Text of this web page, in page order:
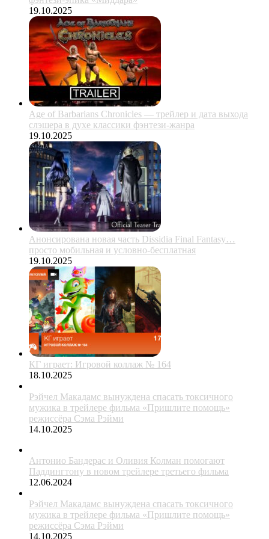
19.10.2025
Age of Barbarians Chronicles — трейлер и дата выхода
слэшера в духе классики фэнтези-жанра
19.10.2025
Анонсирована новая часть Dissidia Final Fantasy…
просто мобильная и условно-бесплатная
19.10.2025
КГ играет: Игровой коллаж № 164
18.10.2025
Рэйчел Макадамс вынуждена спасать токсичного
мужика в трейлере фильма «Пришлите помощь»
режиссёра Сэма Рэйми
14.10.2025
Антонио Бандерас и Оливия Колман помогают
Паддингтону в новом трейлере третьего фильма
12.06.2024
Рэйчел Макадамс вынуждена спасать токсичного
мужика в трейлере фильма «Пришлите помощь»
режиссёра Сэма Рэйми
14.10.2025